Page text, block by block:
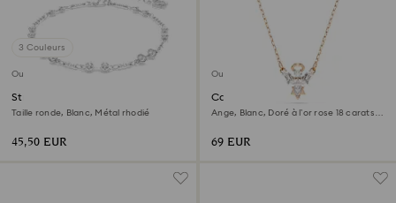
3 Couleurs
Outlet
Strand Swarovski Remix
Collection
Taille ronde, Blanc, Métal rhodié
45,50 EUR
Outlet
Collier Magic
Ange, Blanc, Doré à l’or rose 18 carats
69 EUR